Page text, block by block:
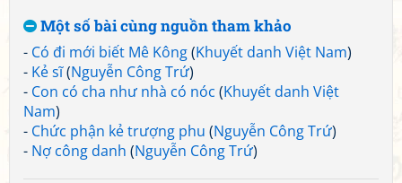
Một số bài cùng nguồn tham khảo
- Có đi mới biết Mê Kông(Khuyết danh Việt Nam)
- Kẻ sĩ(Nguyễn Công Trứ)
- Con có cha như nhà có nóc (Khuyết danh Việt
Nam)
- Chức phận kẻ trượng phu (Nguyễn Công Trứ)
- Nợ công danh (Nguyễn Công Trứ)